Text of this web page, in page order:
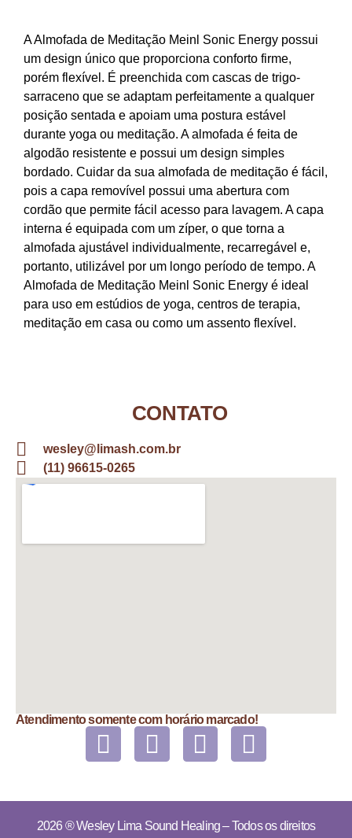
A Almofada de Meditação Meinl Sonic Energy possui
um design único que proporciona conforto firme,
porém flexível. É preenchida com cascas de trigo-
sarraceno que se adaptam perfeitamente a qualquer
posição sentada e apoiam uma postura estável
durante yoga ou meditação. A almofada é feita de
algodão resistente e possui um design simples
bordado. Cuidar da sua almofada de meditação é fácil,
pois a capa removível possui uma abertura com
cordão que permite fácil acesso para lavagem. A capa
interna é equipada com um zíper, o que torna a
almofada ajustável individualmente, recarregável e,
portanto, utilizável por um longo período de tempo. A
Almofada de Meditação Meinl Sonic Energy é ideal
para uso em estúdios de yoga, centros de terapia,
meditação em casa ou como um assento flexível.
CONTATO
wesley@limash.com.br
(11) 96615-0265
Atendimento somente com horário marcado!
2026 ®Wesley Lima Sound Healing– Todos os direitos